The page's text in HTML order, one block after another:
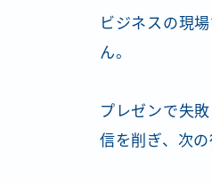
ビジネスの現
ん。
プレゼンで失
信を削ぎ、次